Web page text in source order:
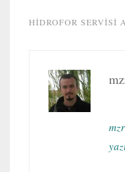
HIDROFOR SERVISI